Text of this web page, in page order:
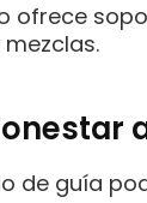
ofrece
de guía